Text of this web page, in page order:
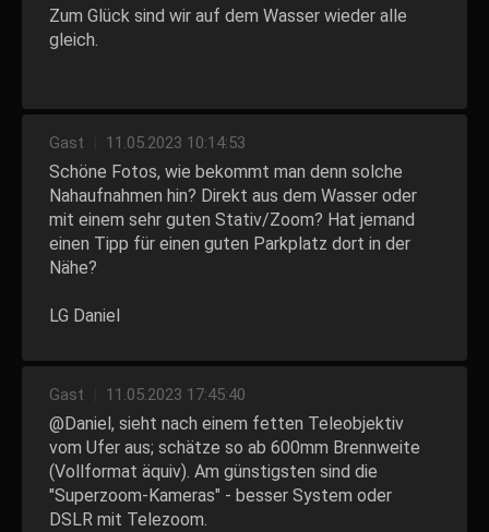
Zum Glück sind wir auf dem Wasser wieder alle
gleich.
Gast 11.05.2023 10:14:53
Schöne Fotos, wie bekommt man denn solche
Nahaufnahmen hin? Direkt aus dem Wasser oder
mit einem sehr guten Stativ/Zoom? Hat jemand
einen Tipp für einen guten Parkplatz dort in der
Nähe?
LG Daniel
Gast 11.05.2023 17:45:40
@Daniel, sieht nach einem fetten Teleobjektiv
vom Ufer aus; schätze so ab 600mm Brennweite
(Vollformat äquiv). Am günstigsten sind die
"Superzoom-Kameras" - besser System oder
DSLR mit Telezoom.